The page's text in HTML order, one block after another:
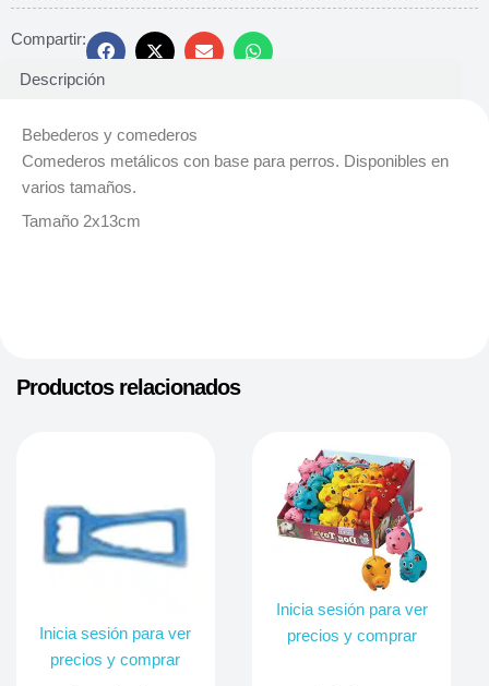
Compartir:
Descripción
Bebederos y comederos
Comederos metálicos con base para perros. Disponibles en
varios tamaños.
Tamaño 2x13cm
Productos relacionados
Inicia sesión para ver
precios y comprar
Inicia sesión para ver
precios y comprar